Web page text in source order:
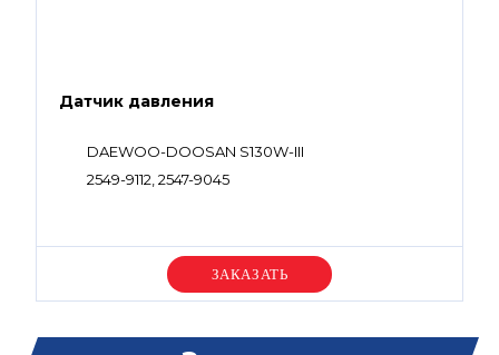
Датчик давления
DAEWOO-DOOSAN S130W-III
2549-9112, 2547-9045
Уточняйте цену